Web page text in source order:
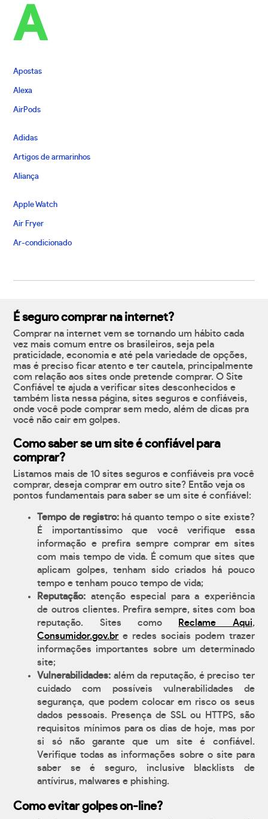
A
Apostas
Alexa
AirPods
Adidas
Artigos de armarinhos
Aliança
Apple Watch
Air Fryer
Ar-condicionado
É seguro comprar na internet?
Comprar na internet vem se tornando um hábito cada
vez mais comum entre os brasileiros, seja pela
praticidade, economia e até pela variedade de opções,
mas é preciso ficar atento e ter cautela, principalmente
com relação aos sites onde pretende comprar. O Site
Confiável te ajuda a verificar sites desconhecidos e
também lista nessa página, sites seguros e confiáveis,
onde você pode comprar sem medo, além de dicas pra
você não cair em golpes.
Como saber se um site é confiável para
comprar?
Listamos mais de 10 sites seguros e confiáveis pra você
comprar, deseja comprar em outro site? Então veja os
pontos fundamentais para saber se um site é confiável:
Tempo de registro:há quanto tempo o site existe?
É importantíssimo que você verifique essa
informação e prefira sempre comprar em sites
com mais tempo de vida. É comum que sites que
aplicam golpes, tenham sido criados há pouco
tempo e tenham pouco tempo de vida;
Reputação: atenção especial para a experiência
de outros clientes. Prefira sempre, sites com boa
reputação. Sites como
Reclame Aqui,
Consumidor.gov.br e redes sociais podem trazer
informações importantes sobre um determinado
site;
Vulnerabilidades: além da reputação, é preciso ter
cuidado com possíveis vulnerabilidades de
segurança, que podem colocar em risco os seus
dados pessoais. Presença de SSL ou HTTPS, são
requisitos mínimos para os dias de hoje, mas por
si só não garante que um site é confiável.
Verifique todas as informações sobre o site para
saber se é seguro, inclusive blacklists de
antívirus, malwares e phishing.
Como evitar golpes on-line?